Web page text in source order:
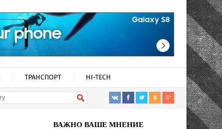
ТРАНСПОРТ HI-TECH
ВАЖНО ВАШЕ МНЕНИЕ